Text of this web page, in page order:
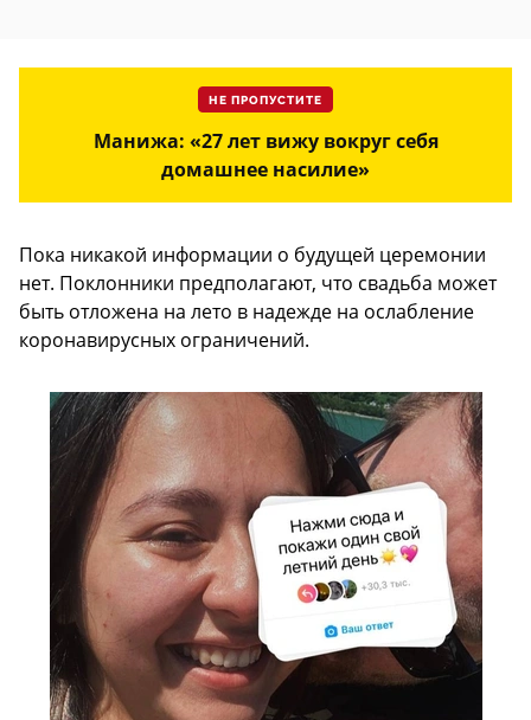
НЕ ПРОПУСТИТЕ
Манижа: «27 лет вижу вокруг себя
домашнее насилие»
Пока никакой информации о будущей церемонии
нет. Поклонники предполагают, что свадьба может
быть отложена на лето в надежде на ослабление
коронавирусных ограничений.